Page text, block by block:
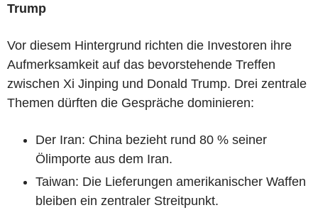
Trump
Vor diesem Hintergrund richten die Investoren ihre
Aufmerksamkeit auf das bevorstehende Treffen
zwischen Xi Jinping und Donald Trump. Drei zentrale
Themen dürften die Gespräche dominieren:
Der Iran: China bezieht rund 80 % seiner
Ölimporte aus dem Iran.
Taiwan: Die Lieferungen amerikanischer Waffen
bleiben ein zentraler Streitpunkt.